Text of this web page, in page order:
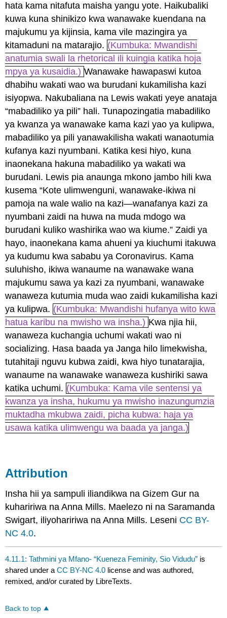
hata kama nitafuta maisha yangu yote. Haikubaliki
kuwa kuna shinikizo kwa wanawake kuendana na
majukumu ya kijinsia, kama vile mazingira ya
kitamaduni na matarajio. (Kumbuka: Mwandishi
anatumia swali la rhetorical ili kuingia katika hoja
mpya ya kusaidia.) Wanawake hawapaswi kutoa
dhabihu wakati wao wa burudani kukamilisha kazi
isiyopwa. Nakubaliana na Lewis wakati yeye anataja
“mabadiliko ya pili” hali. Tunapozingatia mabadiliko
ya kwanza ya wanawake kama kazi yao ya kulipwa,
mabadiliko ya pili yanawakilisha wakati wanaotumia
kufanya kazi nyumbani. Katika kesi hiyo, kuna
inaonekana hakuna mabadiliko ya wakati wa
burudani. Lewis pia anaunga mkono jambo hili kwa
kusema “Kote ulimwenguni, wanawake-ikiwa ni
pamoja na wale walio na kazi—wanafanya kazi za
nyumbani zaidi na huwa na muda mdogo wa
burudani kuliko washirika wao wa kiume.” Zaidi ya
hayo, inaonekana kama ahueni ya kiuchumi itakuwa
ya kudumu kwa sababu ya Coronavirus. Kama
suluhisho, ikiwa wanaume na wanawake wana
majukumu sawa ya kazi za nyumbani, wanawake
wanaweza kutumia muda wao zaidi kukamilisha kazi
ya kulipwa. (Kumbuka: Mwandishi hufanya wito kwa
hatua karibu na mwisho wa insha.) Kwa njia hii,
wanaweza kuchangia uchumi wakati wao ni
socializing. Hasa baada ya Janga hilo limekwisha,
tutahitaji nguvu kubwa zaidi, kwa hiyo tunatarajia,
wanaume na wanawake wanaweza kushiriki sawa
katika uchumi. (Kumbuka: Kama vile sentensi ya
kwanza ya insha, hukumu ya mwisho inazungumzia
muktadha mkubwa zaidi, picha kubwa: haja ya
usawa katika ulimwengu wa baada ya janga.)
Attribution
Insha hii ya sampuli iliandikwa na Gizem Gur na
kuhaririwa na Anna Mills. Maelezo ni na Saramanda
Swigart, iliyohaririwa na Anna Mills. Leseni CC BY-
NC 4.0.
4.11.1: Tathmini ya Mfano- “Kueneza Feminity, Sio Vidudu” is
shared under aCC BY-NC 4.0 license and was authored,
remixed, and/or curated by LibreTexts.
Back to top